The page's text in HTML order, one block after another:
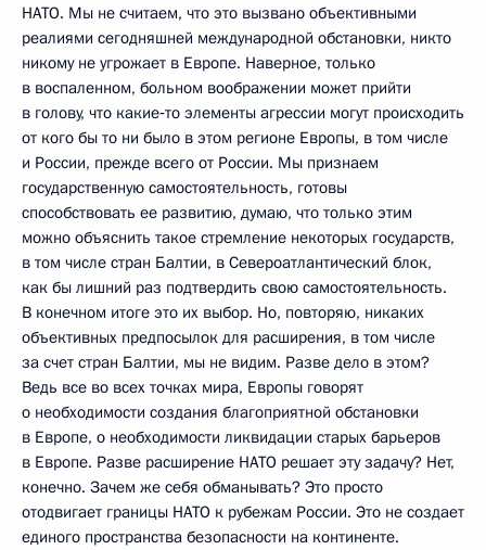
НАТО. Мы не считаем, что это вызвано объективными
реалиями сегодняшней международной обстановки, никто
никому не угрожает в Европе. Наверное, только
в воспаленном, больном воображении может прийти
в голову, что какие‑то элементы агрессии могут происходить
от кого бы то ни было в этом регионе Европы, в том числе
и России, прежде всего от России. Мы признаем
государственную самостоятельность, готовы
способствовать ее развитию, думаю, что только этим
можно объяснить такое стремление некоторых государств,
в том числе стран Балтии, в Североатлантический блок,
как бы лишний раз подтвердить свою самостоятельность.
В конечном итоге это их выбор. Но, повторяю, никаких
объективных предпосылок для расширения, в том числе
за счет стран Балтии, мы не видим. Разве дело в этом?
Ведь все во всех точках мира, Европы говорят
о необходимости создания благоприятной обстановки
в Европе, о необходимости ликвидации старых барьеров
в Европе. Разве расширение НАТО решает эту задачу? Нет,
конечно. Зачем же себя обманывать? Это просто
отодвигает границы НАТО к рубежам России. Это не создает
единого пространства безопасности на континенте.